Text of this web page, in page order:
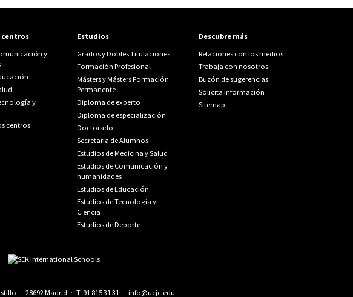
centros
y
y
centros
Estudios
Grados y Dobles Titulaciones
Formación Profesional
Másters y Másters Formación
Permanente
Diploma de experto
Diploma de especialización
Doctorado
Secretaria de Alumnos
Estudios de Medicina y Salud
Estudios de Comunicación y
humanidades
Estudios de Educación
Estudios de Tecnología y
Ciencia
Estudios de Deporte
Descubre más
Relaciones con los medios
Trabaja con nosotros
Buzón de sugerencias
Solicita información
Sitemap
· 28692 Madrid · T. 91 815 31 31 · info@ucjc.edu